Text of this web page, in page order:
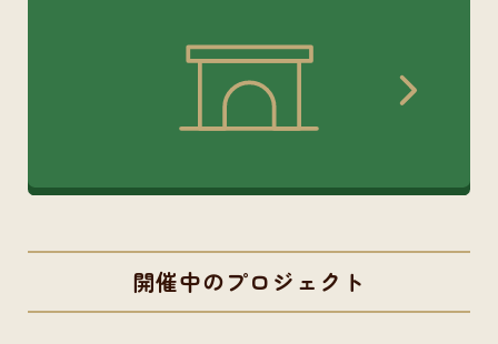
開催中のプロジェクト